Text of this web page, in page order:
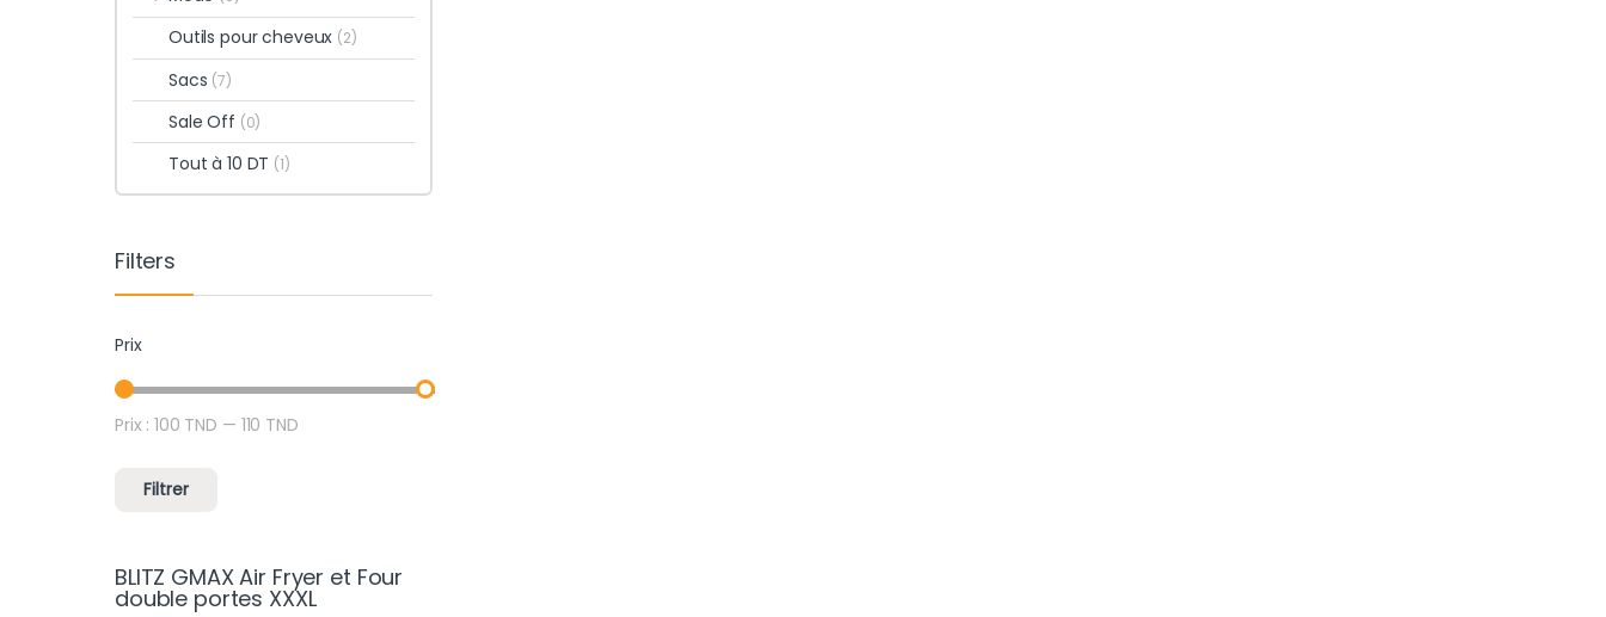
Outils pour cheveux (2)
Sacs (7)
Sale Off (0)
Tout à 10 DT (1)
Filters
Prix
Prix min
Prix max
Filtrer
Prix :100 TND — 110 TND
BLITZ GMAX Air Fryer et Four
double portes XXXL